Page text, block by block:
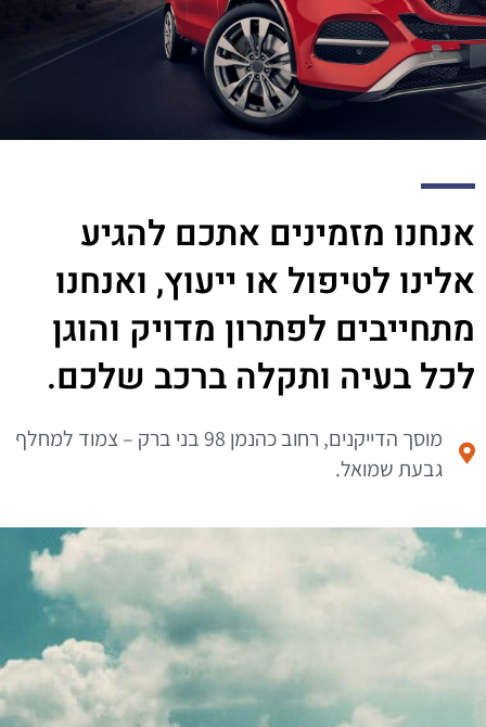
אנחנו מזמינים אתכם להגיע
אלינו לטיפול או ייעוץ, ואנחנו
מתחייבים לפתרון מדויק והוגן
לכל בעיה ותקלה ברכב שלכם.
מוסך הדייקנים, רחוב כהנמן 98 בני ברק – צמוד למחלף
גבעת שמואל.